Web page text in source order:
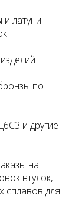
латуни
по
и другие
на
втулок,
сплавов для